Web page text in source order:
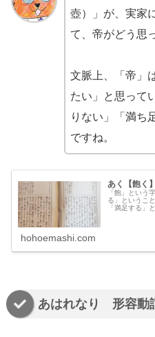
壺）」が、実家
て、帝がどう思
文脈上、「帝」
たい」と思って
りない」「満ち
ですね。
あく【飽く
「飽」という
る」というこ
「満足する」
hohoemashi.com
あはれなり 形容動